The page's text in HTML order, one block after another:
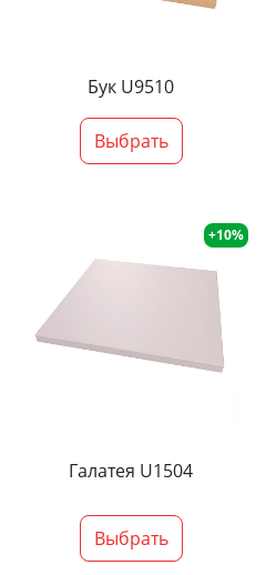
Бук U9510
Выбрать
+10%
Галатея U1504
Выбрать